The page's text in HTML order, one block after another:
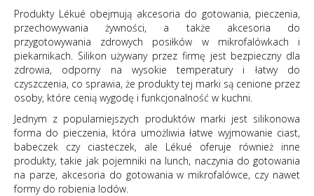
Produkty Lékué obejmują akcesoria do gotowania, pieczenia,
przechowywania żywności, a także akcesoria do
przygotowywania zdrowych posiłków w mikrofalówkach i
piekarnikach. Silikon używany przez firmę jest bezpieczny dla
zdrowia, odporny na wysokie temperatury i łatwy do
czyszczenia, co sprawia, że produkty tej marki są cenione przez
osoby, które cenią wygodę i funkcjonalność w kuchni.
Jednym z popularniejszych produktów marki jest silikonowa
forma do pieczenia, która umożliwia łatwe wyjmowanie ciast,
babeczek czy ciasteczek, ale Lékué oferuje również inne
produkty, takie jak pojemniki na lunch, naczynia do gotowania
na parze, akcesoria do gotowania w mikrofalówce, czy nawet
formy do robienia lodów.